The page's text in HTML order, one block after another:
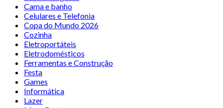
Cama e banho
Celulares e Telefonia
Copa do Mundo 2026
Cozinha
Eletroportáteis
Eletrodomésticos
Ferramentas e Construção
Festa
Games
Informática
Lazer